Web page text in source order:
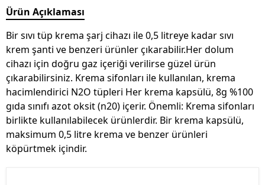
Ürün Açıklaması
Bir sıvı tüp krema şarj cihazı ile 0,5 litreye kadar sıvı
krem şanti ve benzeri ürünler çıkarabilir.Her dolum
cihazı için doğru gaz içeriği verilirse güzel ürün
çıkarabilirsiniz. Krema sifonları ile kullanılan, krema
hacimlendirici N2O tüpleri Her krema kapsülü, 8g %100
gıda sınıfı azot oksit (n20) içerir. Önemli: Krema sifonları
birlikte kullanılabilecek ürünlerdir. Bir krema kapsülü,
maksimum 0,5 litre krema ve benzer ürünleri
köpürtmek içindir.